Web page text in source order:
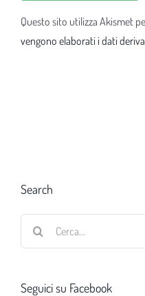
Questo sito utilizza Akismet
vengono elaborati i dati
Search
Seguici su Facebook